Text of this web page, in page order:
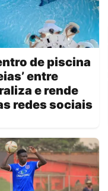
de piscina
entre
e rende
redes sociais